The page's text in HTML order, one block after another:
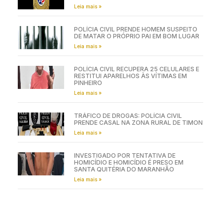
Leia mais »
POLÍCIA CIVIL PRENDE HOMEM SUSPEITO
DE MATAR O PRÓPRIO PAI EM BOM LUGAR
Leia mais »
POLÍCIA CIVIL RECUPERA 25 CELULARES E
RESTITUI APARELHOS ÀS VÍTIMAS EM
PINHEIRO
Leia mais »
TRÁFICO DE DROGAS: POLÍCIA CIVIL
PRENDE CASAL NA ZONA RURAL DE TIMON
Leia mais »
INVESTIGADO POR TENTATIVA DE
HOMICÍDIO E HOMICÍDIO É PRESO EM
SANTA QUITÉRIA DO MARANHÃO
Leia mais »